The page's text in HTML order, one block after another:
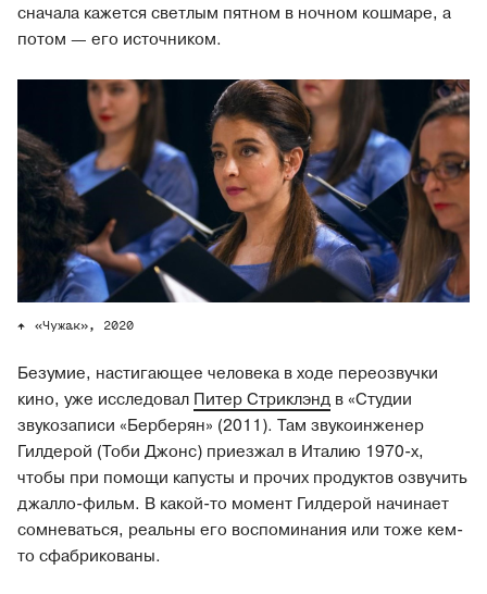
сначала кажется светлым пятном в ночном кошмаре, а
потом — его источником.
«Чужак», 2020
Безумие, настигающее человека в ходе переозвучки
кино, уже исследовал Питер Стриклэнд в «Студии
звукозаписи «Берберян» (2011). Там звукоинженер
Гилдерой (Тоби Джонс) приезжал в Италию 1970-х,
чтобы при помощи капусты и прочих продуктов озвучить
джалло-фильм. В какой-то момент Гилдерой начинает
сомневаться, реальны его воспоминания или тоже кем-
то сфабрикованы.